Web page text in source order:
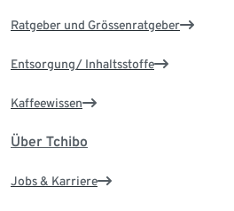
Ratgeber und Grössenratgeber
Entsorgung/ Inhaltsstoffe
Kaffeewissen
Über Tchibo
Jobs & Karriere